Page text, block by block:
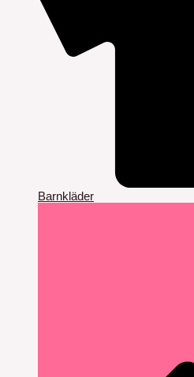
Barnkläder